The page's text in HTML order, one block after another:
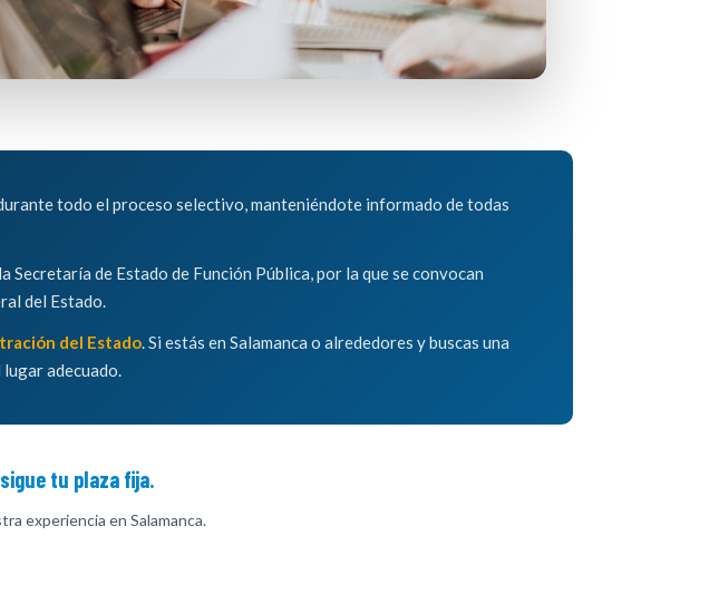
todo el proceso selectivo, manteniéndote informado de todas
Secretaría de Estado de Función Pública, por la que se convocan
del Estado.
del Estado. Si estás en Salamanca o alrededores y buscas una
lugar adecuado.
tu plaza fija.
experiencia en Salamanca.